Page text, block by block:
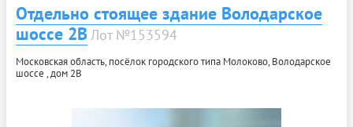
Отдельно стоящее здание Володарское
шоссе 2ВЛот №153594
Московская область, посёлок городского типа Молоково, Володарское
шоссе , дом 2В